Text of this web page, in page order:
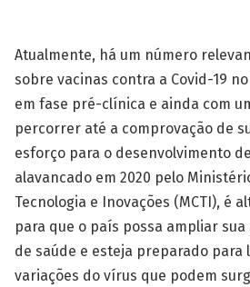
Atualmente, há um número
sobre vacinas contra a Covid-19
em fase pré-clínica e ainda com
percorrer até a comprovação de
esforço para o desenvolvimento
alavancado em 2020 pelo
Tecnologia e Inovações (MCTI), é
para que o país possa ampliar
de saúde e esteja preparado para
variações do vírus que podem